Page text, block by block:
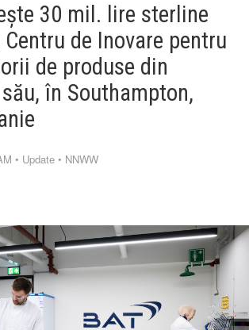
30 mil. lire sterline
de Inovare pentru
de produse din
în Southampton,
• Update • NNWW